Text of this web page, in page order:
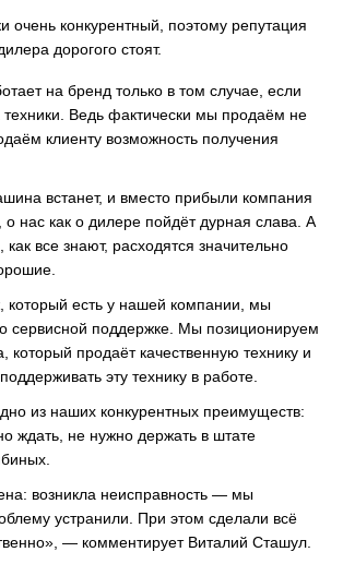
очень конкурентный, поэтому репутация
дорогого стоят.
на бренд только в том случае, если
техники. Ведь фактически мы продаём не
клиенту возможность получения
встанет, и вместо прибыли компания
о нас как о дилере пойдёт дурная слава. А
как все знают, расходятся значительно
который есть у нашей компании, мы
сервисной поддержке. Мы позиционируем
который продаёт качественную технику и
эту технику в работе.
из наших конкурентных преимуществ:
ждать, не нужно держать в штате
возникла неисправность — мы
устранили. При этом сделали всё
— комментирует Виталий Сташул.